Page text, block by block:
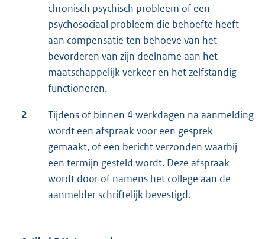
chronisch psychisch probleem of een
psychosociaal probleem die behoefte heeft
aan compensatie ten behoeve van het
bevorderen van zijn deelname aan het
maatschappelijk verkeer en het zelfstandig
functioneren.
2
Tijdens of binnen 4 werkdagen na aanmelding
wordt een afspraak voor een gesprek
gemaakt, of een bericht verzonden waarbij
een termijn gesteld wordt. Deze afspraak
wordt door of namens het college aan de
aanmelder schriftelijk bevestigd.